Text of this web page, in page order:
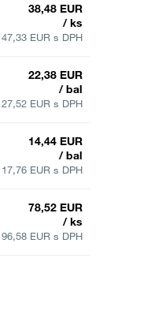
38,48 EUR
/ ks
47,33 EUR s DPH
22,38 EUR
/ bal
27,52 EUR s DPH
14,44 EUR
/ bal
17,76 EUR s DPH
78,52 EUR
/ ks
96,58 EUR s DPH